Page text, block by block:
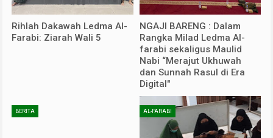
Rihlah Dakawah Ledma Al-
Farabi: Ziarah Wali 5
NGAJI BARENG : Dalam
Rangka Milad Ledma Al-
farabi sekaligus Maulid
Nabi “Merajut Ukhuwah
dan Sunnah Rasul di Era
Digital"
BERITA AL-FARABI